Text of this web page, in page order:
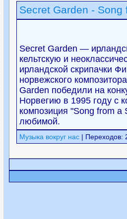
Secret Garden -
Secret Garden —
кельтскую и
ирландской скрипачки
норвежского
Garden победили на
Норвегию в 1995 году с
композиция "Song from a
любимой.
Музыка вокруг нас | Переходов: